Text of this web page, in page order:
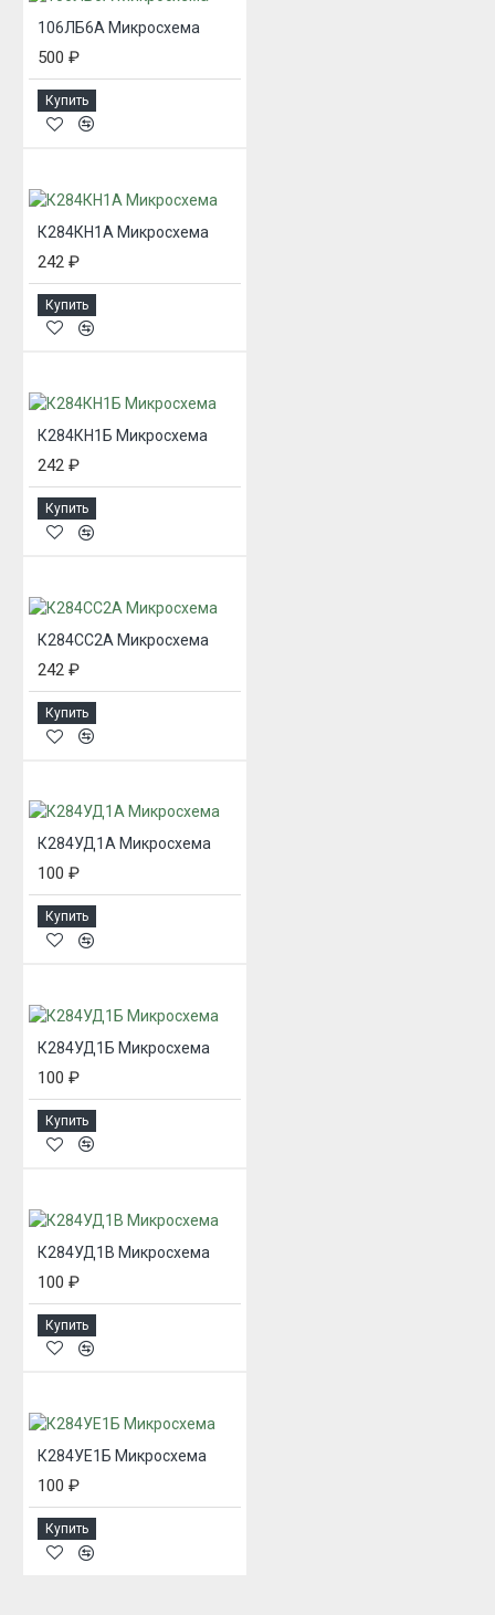
106ЛБ6А Микросхема
500 ₽
Купить
К284КН1А Микросхема
242 ₽
Купить
К284КН1Б Микросхема
242 ₽
Купить
К284СС2А Микросхема
242 ₽
Купить
К284УД1А Микросхема
100 ₽
Купить
К284УД1Б Микросхема
100 ₽
Купить
К284УД1В Микросхема
100 ₽
Купить
К284УЕ1Б Микросхема
100 ₽
Купить